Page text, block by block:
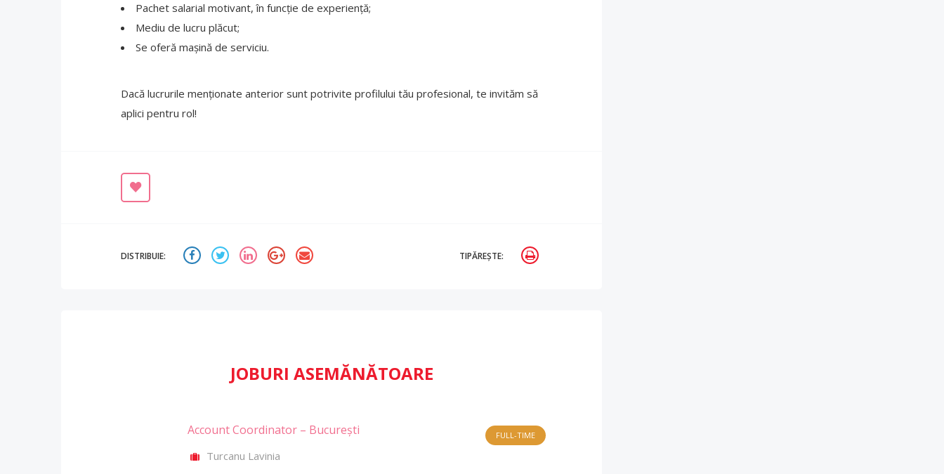
Pachet salarial motivant, în funcție de experiență;
Mediu de lucru plăcut;
Se oferă mașină de serviciu.
Dacă lucrurile menționate anterior sunt potrivite profilului tău profesional, te invităm să
aplici pentru rol!
DISTRIBUIE: TIPĂREȘTE:
JOBURI ASEMĂNĂTOARE
Account Coordinator – București
Turcanu Lavinia
FULL-TIME